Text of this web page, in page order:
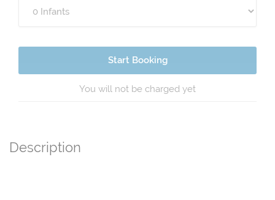
Start Booking
You will not be charged yet
Description